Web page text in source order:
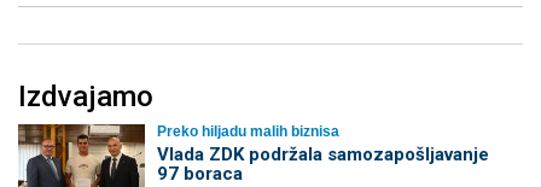
Izdvajamo
Preko hiljadu malih biznisa
Vlada ZDK podržala samozapošljavanje
97 boraca